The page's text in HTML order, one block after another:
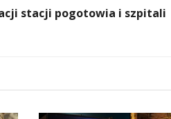
stacji pogotowia i szpitali